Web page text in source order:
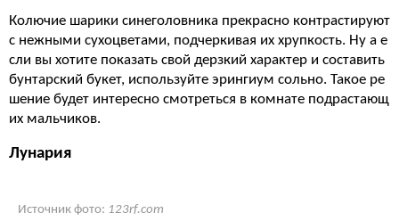
Колючие шарики синеголовника прекрасно контрастируют
с нежными сухоцветами, подчеркивая их хрупкость. Ну а е
сли вы хотите показать свой дерзкий характер и составить
бунтарский букет, используйте эрингиум сольно. Такое ре
шение будет интересно смотреться в комнате подрастающ
их мальчиков.
Лунария
Источник фото: 123rf.com